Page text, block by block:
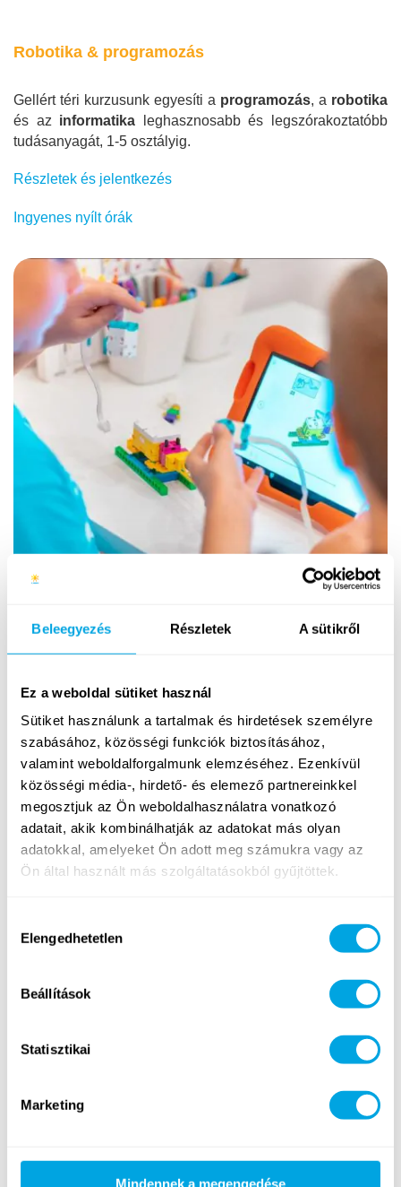
Beleegyezés Részletek A sütikről
Ez a weboldal sütiket használ
Sütiket használunk a tartalmak és hirdetések személyre
szabásához, közösségi funkciók biztosításához,
valamint weboldalforgalmunk elemzéséhez. Ezenkívül
közösségi média-, hirdető- és elemező partnereinkkel
megosztjuk az Ön weboldalhasználatra vonatkozó
adatait, akik kombinálhatják az adatokat más olyan
adatokkal, amelyeket Ön adott meg számukra vagy az
Ön által használt más szolgáltatásokból gyűjtöttek.
kiválasztása
Elengedhetetlen
Beállítások
Statisztikai
Marketing
Mindennek a megengedése
Robotika & programozás
Gellért téri kurzusunk egyesíti a programozás, a robotika
és az informatika leghasznosabb és legszórakoztatóbb
tudásanyagát, 1-5 osztályig.
Részletek és jelentkezés
Ingyenes nyílt órák
Minecraft Education
Képzésünk a Minecraft játék oktatási változata
által